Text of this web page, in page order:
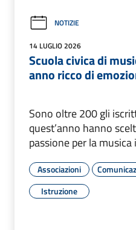
NOTIZIE
14 LUGLIO 2026
Scuola civica di
anno ricco di
Sono oltre 200 gli
quest’anno hanno
passione per la
Associazioni
Istruzione